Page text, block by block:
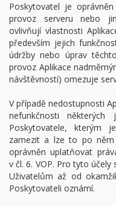
Poskytovatel je
provoz serveru nebo
ovlivňují vlastnosti
především jejich
údržby nebo úprav
provoz Aplikace
návštěvností) omezuje
V případě nedostupnosti
nefunkčnosti
Poskytovatele, kterým
zamezit a lze to po něm
oprávněn uplatňovat
v čl. 6. VOP. Pro tyto
Uživatelům až od
Poskytovateli oznámí.